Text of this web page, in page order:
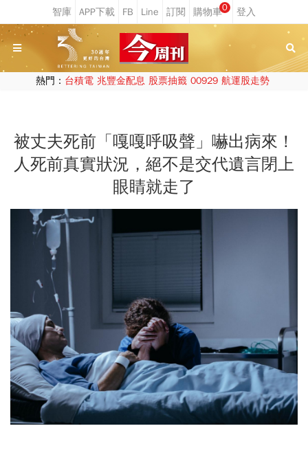
0
熱門： 台積電 兆豐金配息 股票抽籤 00929 航運股走勢
被丈夫死前「嘎嘎呼吸聲」嚇出病來！
人死前真實狀況，絕不是交代遺言閉上
眼睛就走了